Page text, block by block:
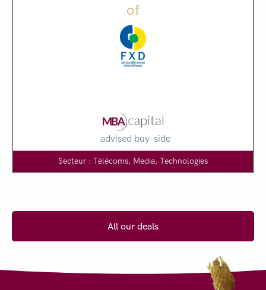
of
advised buy-side
Secteur : Télécoms, Media, Technologies
All our deals